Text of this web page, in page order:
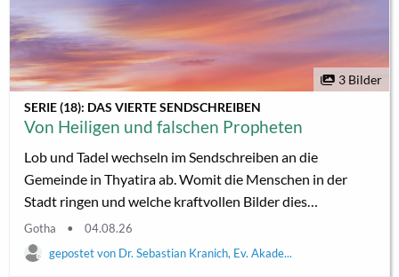
3 Bilder
SERIE (18): DAS VIERTE SENDSCHREIBEN
Von Heiligen und falschen Propheten
Lob und Tadel wechseln im Sendschreiben an die
Gemeinde in Thyatira ab. Womit die Menschen in der
Stadt ringen und welche kraftvollen Bilder dies
verdeutlichen. – Offenbarung 2, Verse 18 bis 29 Von
Sebastian Kranich Bei seiner imaginären Rundreise durch
Gotha
04.08.26
Dr. Sebastian Kranich, Ev. Akade...